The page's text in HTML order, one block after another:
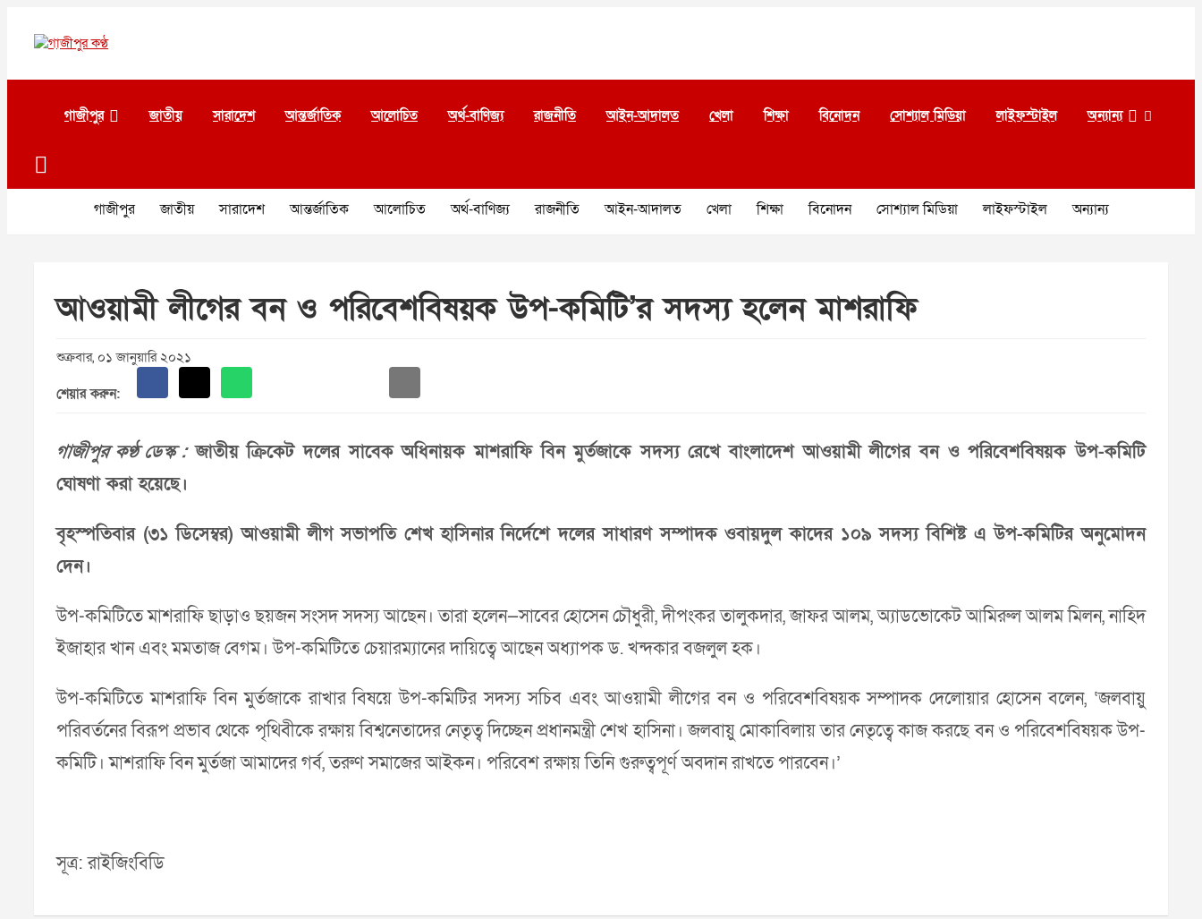
contentগাজীপুর কণ্ঠ
গাজীপুর জাতীয় সারাদেশ আন্তর্জাতিক আলোচিত অর্থ-বাণিজ্য রাজনীতি আইন-আদালত খেলা শিক্ষা বিনোদন সোশ্যাল মিডিয়া লাইফস্টাইল অন্যান্য
গাজীপুর জাতীয় সারাদেশ আন্তর্জাতিক আলোচিত অর্থ-বাণিজ্য রাজনীতি আইন-আদালত খেলা শিক্ষা বিনোদন সোশ্যাল মিডিয়া লাইফস্টাইল অন্যান্য
আওয়ামী লীগের বন ও পরিবেশবিষয়ক উপ-কমিটি’র সদস‌্য হলেন মাশরাফি
শুক্রবার, ০১ জানুয়ারি ২০২১
শেয়ার করুন:
গাজীপুর কণ্ঠ ডেস্ক :জাতীয় ক্রিকেট দলের সাবেক অধিনায়ক মাশরাফি বিন মুর্তজাকে সদস‌্য রেখে বাংলাদেশ আওয়ামী লীগের বন ও পরিবেশবিষয়ক উপ-কমিটি
ঘোষণা করা হয়েছে।
বৃহস্পতিবার (৩১ ডিসেম্বর) আওয়ামী লীগ সভাপতি শেখ হাসিনার নির্দেশে দলের সাধারণ সম্পাদক ওবায়দুল কাদের ১০৯ সদস‌্য বিশিষ্ট এ উপ-কমিটির অনুমোদন
দেন।
উপ-কমিটিতে মাশরাফি ছাড়াও ছয়জন সংসদ সদস‌্য আছেন। তারা হলেন—সাবের হোসেন চৌধুরী, দীপংকর তালুকদার, জাফর আলম, অ‌্যাডভোকেট আমিরুল আলম মিলন, নাহিদ
ইজাহার খান এবং মমতাজ বেগম। উপ-কমিটিতে চেয়ারম‌্যানের দায়িত্বে আছেন অধ‌্যাপক ড. খন্দকার বজলুল হক।
উপ-কমিটিতে মাশরাফি বিন মুর্তজাকে রাখার বিষয়ে উপ-কমিটির সদস‌্য সচিব এবং আওয়ামী লীগের বন ও পরিবেশবিষয়ক সম্পাদক দেলোয়ার হোসেন বলেন, ‘জলবায়ু
পরিবর্তনের বিরূপ প্রভাব থেকে পৃথিবীকে রক্ষায় বিশ্বনেতাদের নেতৃত্ব দিচ্ছেন প্রধানমন্ত্রী শেখ হাসিনা। জলবায়ু মোকাবিলায় তার নেতৃত্বে কাজ করছে বন ও পরিবেশবিষয়ক উপ-
কমিটি। মাশরাফি বিন মুর্তজা আমাদের গর্ব, তরুণ সমাজের আইকন। পরিবেশ রক্ষায় তিনি গুরুত্বপূর্ণ অবদান রাখতে পারবেন।’
সূত্র: রাইজিংবিডি